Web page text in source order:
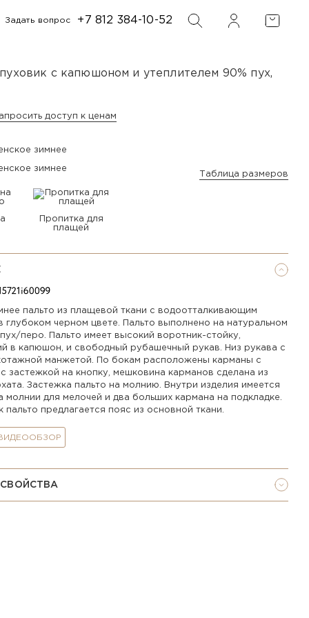
Задать вопрос +7 812 384-10-52 ФИЛЬТР
ПОИСК
с капюшоном и утеплителем 90% пух,
доступ к ценам
Таблица размеров
Пропитка для
плащей
пальто из плащевой ткани с водоотталкивающим
глубоком черном цвете. Пальто выполнено на натуральном
перо. Пальто имеет высокий воротник-стойку,
в капюшон, и свободный рубашечный рукав. Низ рукава с
манжетой. По бокам расположены карманы с
застежкой на кнопку, мешковина карманов сделана из
Застежка пальто на молнию. Внутри изделия имеется
молнии для мелочей и два больших кармана на подкладке.
пальто предлагается пояс из основной ткани.